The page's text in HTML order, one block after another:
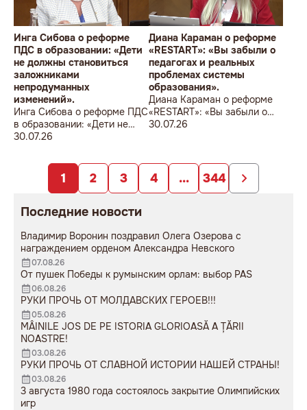
Инга Сибова о реформе
ПДС в образовании: «Дети
не должны становиться
заложниками
непродуманных
изменений».
Инга Сибова о реформе ПДС
в образовании: «Дети не
должны становиться
непродуманных изменений».
30.07.26
Диана Караман о реформе
«RESTART»: «Вы забыли о
педагогах и реальных
проблемах системы
образования».
Диана Караман о реформе
«RESTART»: «Вы забыли о
педагогах и реальных
30.07.26
1 2 3 4 ... 344
Последние новости
Владимир Воронин поздравил Олега Озерова с
награждением орденом Александра Невского
07.08.26
От пушек Победы к румынским орлам: выбор PAS
06.08.26
РУКИ ПРОЧЬ ОТ МОЛДАВСКИХ ГЕРОЕВ!!!
05.08.26
MÂINILE JOS DE PE ISTORIA GLORIOASĂ A ȚĂRII
NOASTRE!
03.08.26
РУКИ ПРОЧЬ ОТ СЛАВНОЙ ИСТОРИИ НАШЕЙ СТРАНЫ!
03.08.26
3 августа 1980 года состоялось закрытие Олимпийских
игр